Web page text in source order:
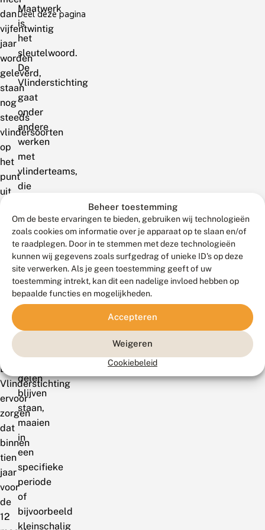
Beheer toestemming
Om de beste ervaringen te bieden, gebruiken wij technologieën
zoals cookies om informatie over je apparaat op te slaan en/of
te raadplegen. Door in te stemmen met deze technologieën
kunnen wij gegevens zoals surfgedrag of unieke ID's op deze
site verwerken. Als je geen toestemming geeft of uw
toestemming intrekt, kan dit een nadelige invloed hebben op
bepaalde functies en mogelijkheden.
Accepteren
Weigeren
Cookiebeleid
dan
vijfentwintig
jaar
worden
geleverd,
staan
nog
steeds
vlindersoorten
op
het
punt
uit
ons
land
verdwijnen.
Door
campagne
‘Tien
voor
12!’
De
Vlinderstichting
ervoor
zorgen
dat
binnen
tien
jaar
voor
de
12
Maatwerk
is
het
sleutelwoord.
De
Vlinderstichting
gaat
onder
andere
werken
met
vlinderteams,
die
taken’
gaan
uitvoeren.
Dat
kan
gaan
om
maaien,
delen
blijven
staan,
maaien
in
een
specifieke
periode
of
bijvoorbeeld
kleinschalig
Deel deze pagina